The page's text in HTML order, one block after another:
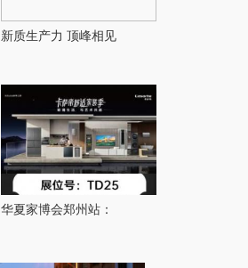
新质生产力 顶峰相见
华夏家博会郑州站：